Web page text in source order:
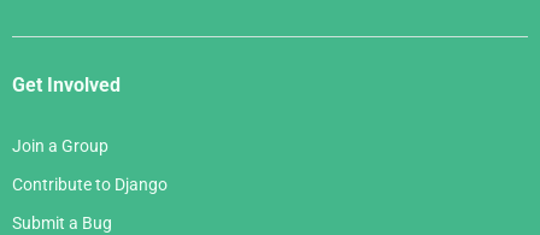
Get Involved
Join a Group
Contribute to Django
Submit a Bug